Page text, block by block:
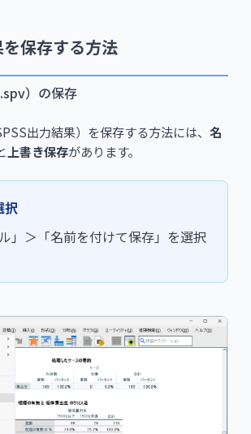
保存する方法
）の保存
出力結果）を保存する方法には、 名
上書き保存があります。
択
ル」＞「名前を付けて保存」を選択